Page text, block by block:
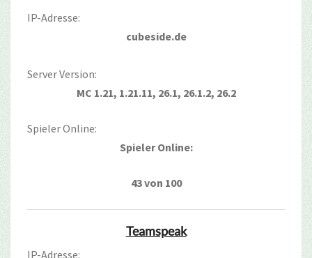
IP-Adresse:
cubeside.de
Server Version:
MC 1.21, 1.21.11, 26.1, 26.1.2, 26.2
Spieler Online:
Spieler Online:
43 von 100
Teamspeak
IP-Adresse: